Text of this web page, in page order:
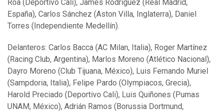
Roa (Deportivo Cali), James Rodríguez (Real Madrid,
España), Carlos Sánchez (Aston Villa, Inglaterra), Daniel
Torres (Independiente Medellín).
Delanteros: Carlos Bacca (AC Milan, Italia), Roger Martínez
(Racing Club, Argentina), Marlos Moreno (Atlético Nacional),
Dayro Moreno (Club Tijuana, México), Luis Fernando Muriel
(Sampdoria, Italia), Felipe Pardo (Olympiacos, Grecia),
Harold Preciado (Deportivo Cali), Luis Quiñones (Pumas
UNAM, México), Adrián Ramos (Borussia Dortmund,